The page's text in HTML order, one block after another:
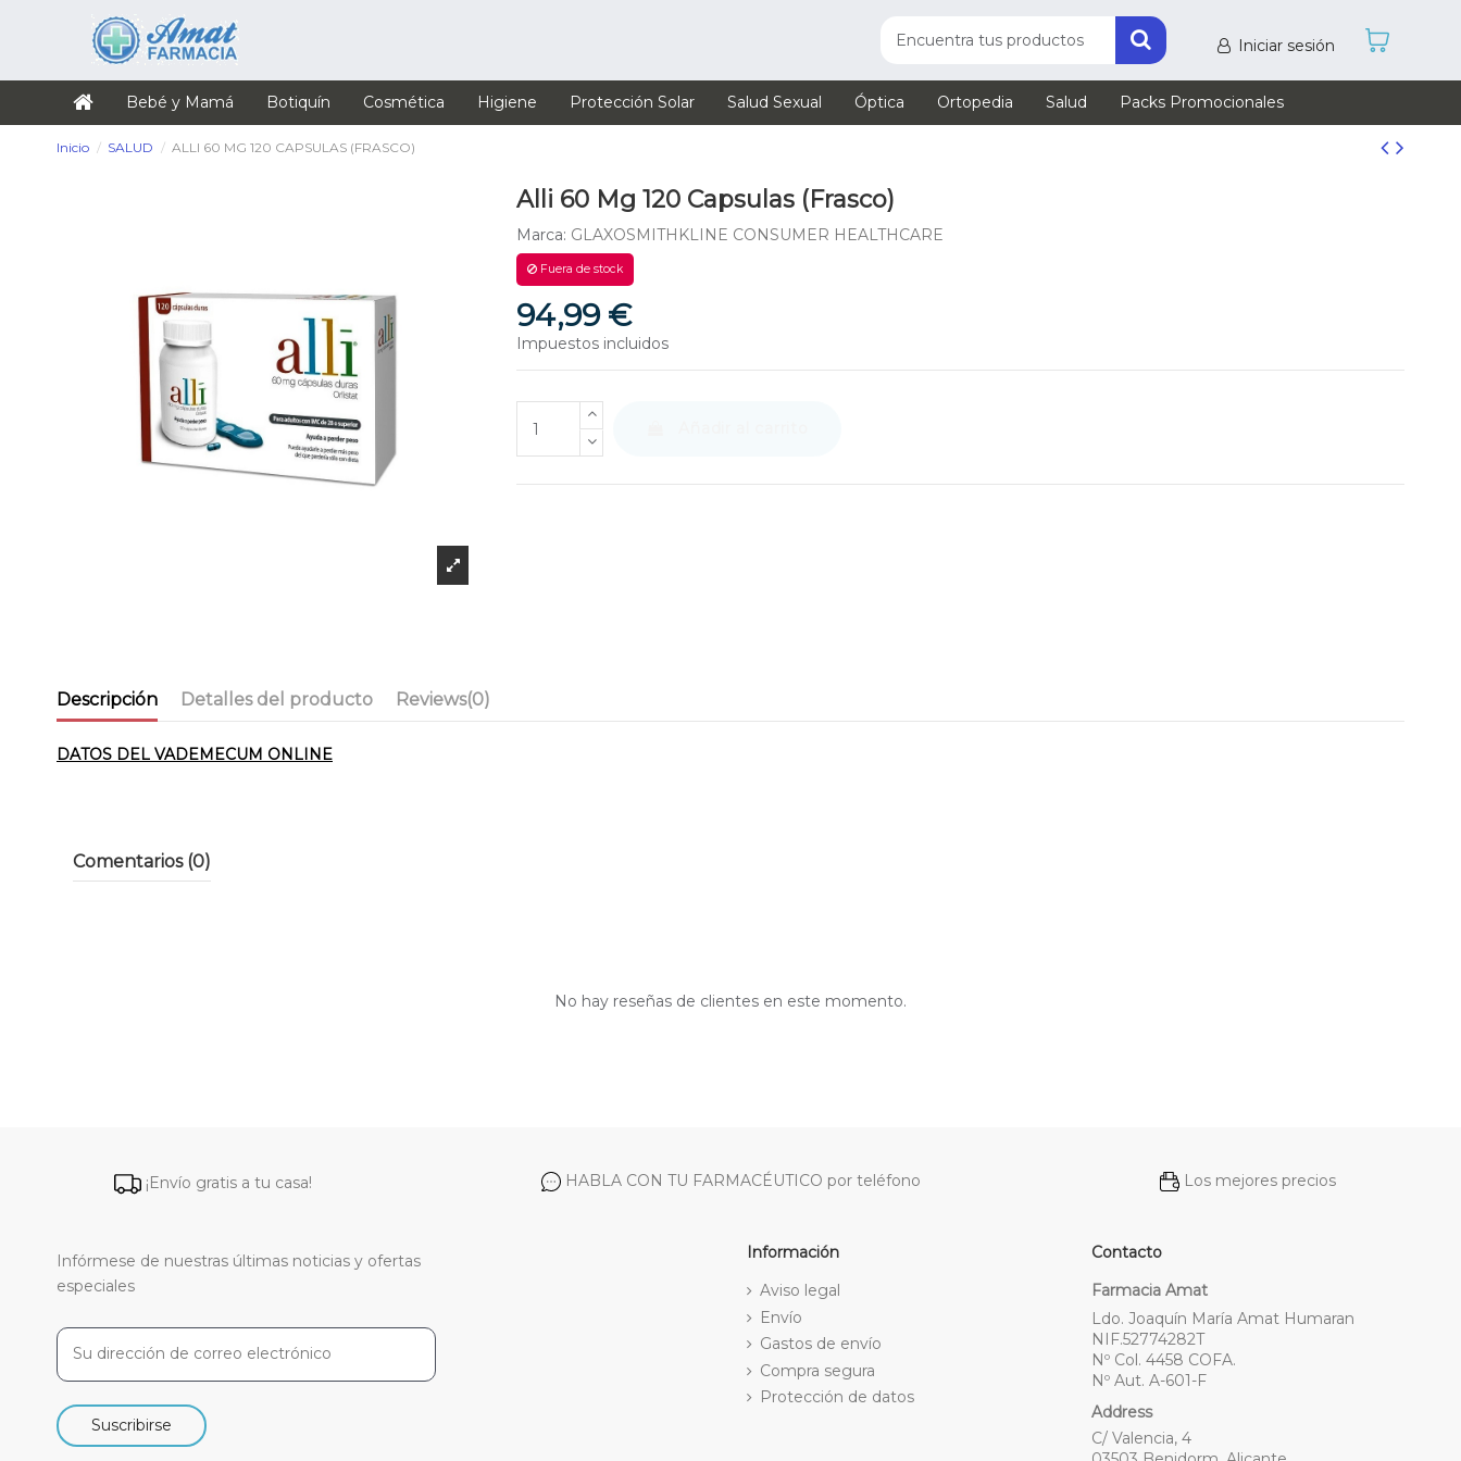
Iniciar sesión
Bebé y Mamá Botiquín Cosmética Higiene Protección Solar Salud Sexual Óptica Ortopedia Salud Packs Promocionales
Inicio SALUD ALLI 60 MG 120 CAPSULAS (FRASCO)
Alli 60 Mg 120 Capsulas (Frasco)
Marca: GLAXOSMITHKLINE CONSUMER HEALTHCARE
Fuera de stock
94,99 €
Impuestos incluidos
Descripción Detalles del producto Reviews(0)
DATOS DEL VADEMECUM ONLINE
Comentarios (0)
No hay reseñas de clientes en este momento.
¡Envío gratis a tu casa! HABLA CON TU FARMACÉUTICO por teléfono Los mejores precios
Infórmese de nuestras últimas noticias y ofertas
especiales
Suscribirse
Información
Aviso legal
Envío
Gastos de envío
Compra segura
Protección de datos
Contacto
Farmacia Amat
Ldo. Joaquín María Amat Humaran
NIF.52774282T
Nº Col. 4458 COFA.
Nº Aut. A-601-F
Address
C/ Valencia, 4